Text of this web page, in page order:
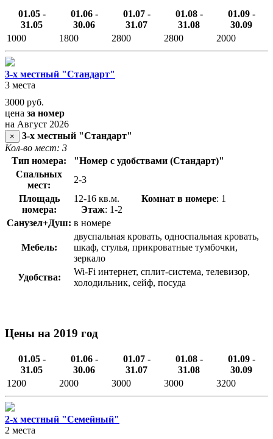
01.05 -
31.05
01.06 -
30.06
01.07 -
31.07
01.08 -
31.08
01.09 -
30.09
1000
1800 2800 2800 2000
3-х местный "Стандарт"
3 места
3000 руб.
цена за номер
на Август 2026
×
3-х местный "Стандарт"
Кол-во мест: 3
Тип номера:
"Номер с удобствами (Стандарт)"
Спальных
мест:
2-3
Площадь
номера:
12-16 кв.м. Комнат в номере: 1
Этаж: 1-2
Санузел+Душ: в номере
Мебель:
двуспальная кровать, односпальная кровать,
шкаф, стулья, прикроватные тумбочки,
зеркало
Удобства:
Wi-Fi интернет, сплит-система, телевизор,
холодильник, сейф, посуда
Цены на 2019 год
01.05 -
31.05
01.06 -
30.06
01.07 -
31.07
01.08 -
31.08
01.09 -
30.09
1200
2000 3000 3000 3200
2-х местный "Семейный"
2 места